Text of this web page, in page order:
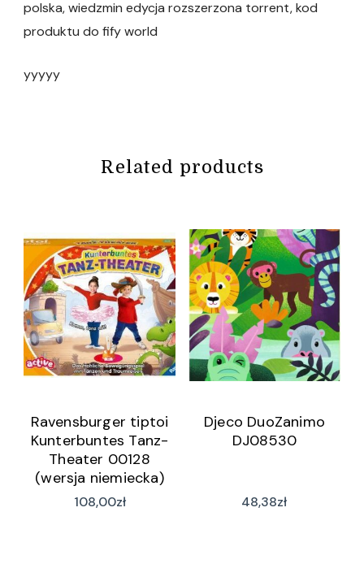
polska, wiedzmin edycja rozszerzona torrent, kod
produktu do fify world
yyyyy
Related products
Ravensburger tiptoi
Kunterbuntes Tanz-
Theater 00128
(wersja niemiecka)
108,00zł
Djeco DuoZanimo
DJ08530
48,38zł